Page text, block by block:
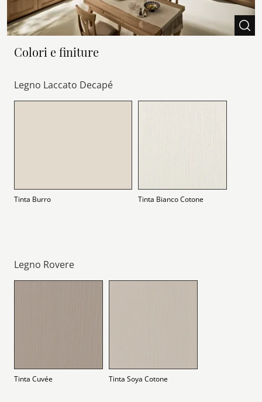
Colori e finiture
Legno Laccato Decapé
Tinta Burro Tinta Bianco Cotone
Legno Rovere
Tinta Cuvée Tinta Soya Cotone